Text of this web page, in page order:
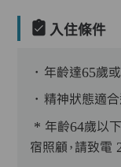
入住條件
．年齡達65歲
．精神狀態適
* 年齡64歲以
宿照顧，請致電